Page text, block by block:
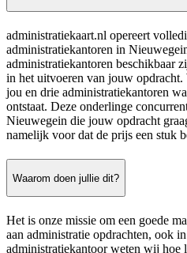
administratiekaart.nl opereert
administratiekantoren in
administratiekantoren beschikbaar
in het uitvoeren van jouw
jou en drie administratiekantoren
ontstaat. Deze onderlinge
Nieuwegein die jouw opdracht
namelijk voor dat de prijs een stuk
Waarom doen jullie dit?
Het is onze missie om een goede
aan administratie opdrachten, ook
administratiekantoor weten wij hoe